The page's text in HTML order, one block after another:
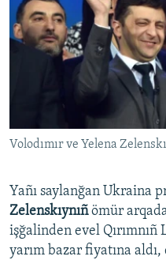
BLOGLAR
FİKİR
QOŞULIÑIZ!
RFE/RS bütün saytları
Volodımır ve Yelena
Yañı saylanğan Ukraina
Zelenskıynıñömür
işğalinden evel
yarım bazar fiyatına